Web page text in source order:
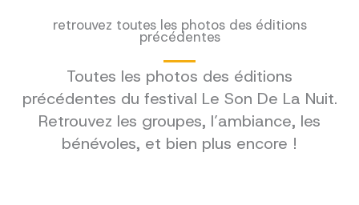
retrouvez toutes les photos des éditions
précédentes
Toutes les photos des éditions
précédentes du festival Le Son De La Nuit.
Retrouvez les groupes, l’ambiance, les
bénévoles, et bien plus encore !